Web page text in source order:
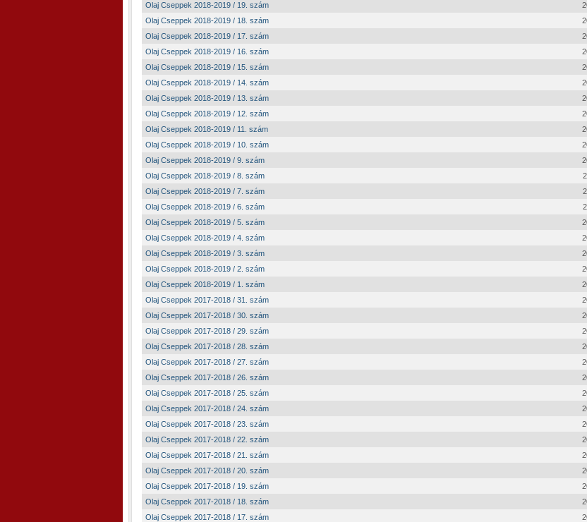
Olaj Cseppek 2018-2019 / 19. szám
Olaj Cseppek 2018-2019 / 18. szám
Olaj Cseppek 2018-2019 / 17. szám
Olaj Cseppek 2018-2019 / 16. szám
Olaj Cseppek 2018-2019 / 15. szám
Olaj Cseppek 2018-2019 / 14. szám
Olaj Cseppek 2018-2019 / 13. szám
Olaj Cseppek 2018-2019 / 12. szám
Olaj Cseppek 2018-2019 / 11. szám
Olaj Cseppek 2018-2019 / 10. szám
Olaj Cseppek 2018-2019 / 9. szám
Olaj Cseppek 2018-2019 / 8. szám
Olaj Cseppek 2018-2019 / 7. szám
Olaj Cseppek 2018-2019 / 6. szám
Olaj Cseppek 2018-2019 / 5. szám
Olaj Cseppek 2018-2019 / 4. szám
Olaj Cseppek 2018-2019 / 3. szám
Olaj Cseppek 2018-2019 / 2. szám
Olaj Cseppek 2018-2019 / 1. szám
Olaj Cseppek 2017-2018 / 31. szám
Olaj Cseppek 2017-2018 / 30. szám
Olaj Cseppek 2017-2018 / 29. szám
Olaj Cseppek 2017-2018 / 28. szám
Olaj Cseppek 2017-2018 / 27. szám
Olaj Cseppek 2017-2018 / 26. szám
Olaj Cseppek 2017-2018 / 25. szám
Olaj Cseppek 2017-2018 / 24. szám
Olaj Cseppek 2017-2018 / 23. szám
Olaj Cseppek 2017-2018 / 22. szám
Olaj Cseppek 2017-2018 / 21. szám
Olaj Cseppek 2017-2018 / 20. szám
Olaj Cseppek 2017-2018 / 19. szám
Olaj Cseppek 2017-2018 / 18. szám
Olaj Cseppek 2017-2018 / 17. szám